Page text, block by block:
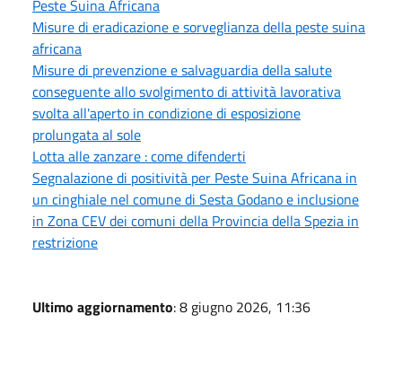
Peste Suina Africana
Misure di eradicazione e sorveglianza della peste suina
africana
Misure di prevenzione e salvaguardia della salute
conseguente allo svolgimento di attività lavorativa
svolta all'aperto in condizione di esposizione
prolungata al sole
Lotta alle zanzare : come difenderti
Segnalazione di positività per Peste Suina Africana in
un cinghiale nel comune di Sesta Godano e inclusione
in Zona CEV dei comuni della Provincia della Spezia in
restrizione
Ultimo aggiornamento: 8 giugno 2026, 11:36